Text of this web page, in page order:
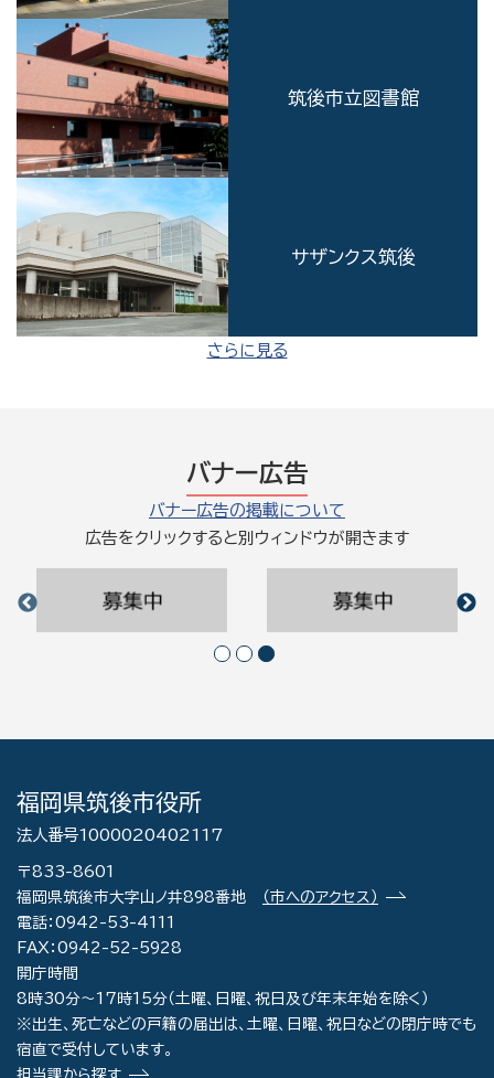
筑後市立図書館
サザンクス筑後
さらに見る
バナー広告
バナー広告の掲載について
広告をクリックすると別ウィンドウが開きます
福岡県筑後市役所
法人番号1000020402117
〒833-8601
福岡県筑後市大字山ノ井898番地
（市へのアクセス）
電話：0942-53-4111
FAX：0942-52-5928
開庁時間
8時30分～17時15分（土曜、日曜、祝日及び年末年始を除く）
※出生、死亡などの戸籍の届出は、土曜、日曜、祝日などの閉庁時でも
宿直で受付しています。
担当課から探す